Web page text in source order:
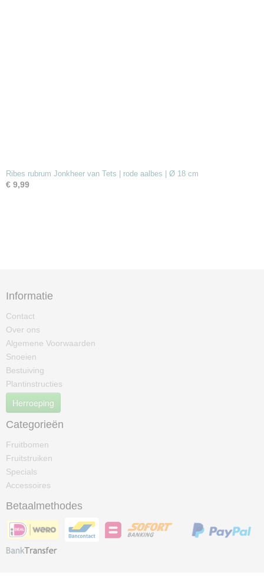
Ribes rubrum Jonkheer van Tets | rode aalbes | Ø 18 cm
€ 9,99
Informatie
Contact
Over ons
Algemene Voorwaarden
Snoeien
Bestuiving
Plantinstructies
Herroeping
Categorieën
Fruitbomen
Fruitstruiken
Specials
Accessoires
Betaalmethodes